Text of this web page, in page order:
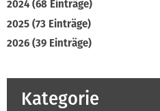
2024 (68 Einträge)
2025 (73 Einträge)
2026 (39 Einträge)
Kategorie